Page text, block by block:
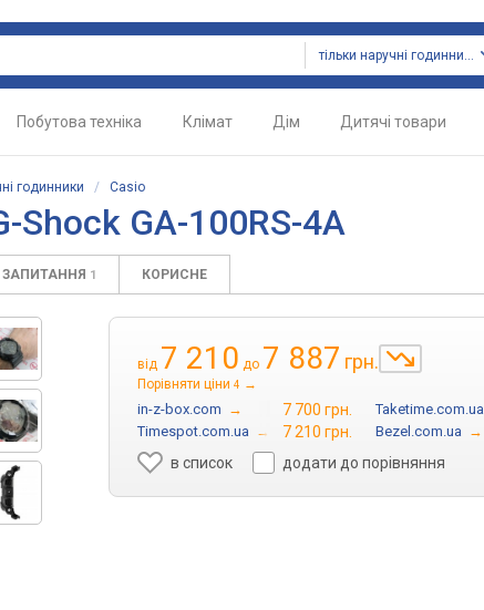
тільки наручні годинники
Побутова техніка Клімат Дім Дитячі товари
годинники / Casio
Shock GA-100RS-4A
1 КОРИСНЕ
від 7 210 до 7 887 грн.
Порівняти ціни 4 →
in-z-box.com → 7 700 грн. Taketime.com.ua
Timespot.com.ua → 7 210 грн. Bezel.com.ua →
в список
додати до порівняння